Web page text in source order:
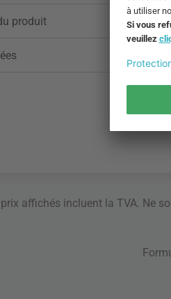
produit
affichés incluent la TVA. Ne